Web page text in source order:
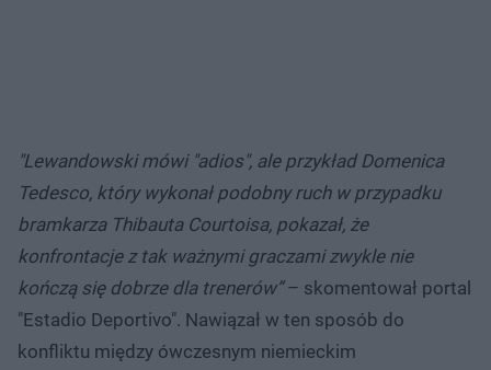
"Lewandowski mówi "adios", ale przykład Domenica
Tedesco, który wykonał podobny ruch w przypadku
bramkarza Thibauta Courtoisa, pokazał, że
konfrontacje z tak ważnymi graczami zwykle nie
kończą się dobrze dla trenerów”– skomentował portal
"Estadio Deportivo". Nawiązał w ten sposób do
konfliktu między ówczesnym niemieckim